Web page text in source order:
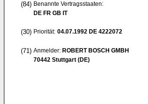
(84) Benannte Vertragsstaaten:
DE FR GB IT
(30) Priorität: 04.07.1992 DE 4222072
(71) Anmelder: ROBERT BOSCH GMBH
70442 Stuttgart (DE)